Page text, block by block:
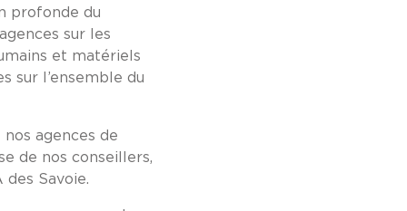
profonde du
sur les
et matériels
sur l’ensemble du
agences de
de nos conseillers,
des Savoie.